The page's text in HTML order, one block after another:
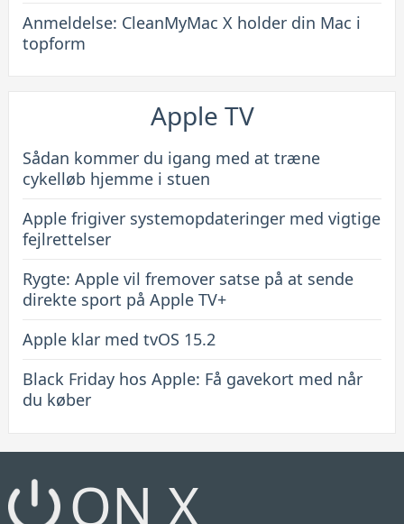
Anmeldelse: CleanMyMac X holder din Mac i
topform
Apple TV
Sådan kommer du igang med at træne
cykelløb hjemme i stuen
Apple frigiver systemopdateringer med vigtige
fejlrettelser
Rygte: Apple vil fremover satse på at sende
direkte sport på Apple TV+
Apple klar med tvOS 15.2
Black Friday hos Apple: Få gavekort med når
du køber
ON X